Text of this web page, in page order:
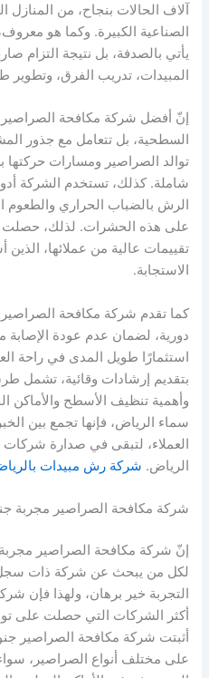
آلاف الحالات بنجاح، من
الصناعية الكبيرة. وكما هو
يأتي بالصدفة، بل نتيجة التزام
المبيدات، تدريب الفرق، وتطوير
إنّ أفضل شركة مكافحة الصراصير
السطحية، بل تتعامل مع جذور
توالد الصراصير ومسارات
شاملة. كذلك، تستخدم الشركة
الرش بالضباب الحراري والطعوم
على هذه الحشرات. لذلك،
تقييمات عالية من عملائها،
الاستجابة.
كما تقدم شركة مكافحة
دورية، لضمان عدم عودة الإصابة
استثمارًا طويل المدى في راحة
بتقديم إرشادات وقائية، تشمل
وأهمية تنظيف الأسطح والأماكن
سماء الرياض، فإنها تجمع بين
العملاء، لتبقى في صدارة
الرياض. شركة رش مبيدات
شركة مكافحة الصراصير مجربة
إنّ شركة مكافحة الصراصير مجربة
لكل من يبحث عن شركة ذات سجل
التجربة خير برهان، ولهذا فإن
أكثر الشركات التي حصلت على
أثبتت شركة مكافحة الصراصير
على مختلف أنواع الصراصير، سواء